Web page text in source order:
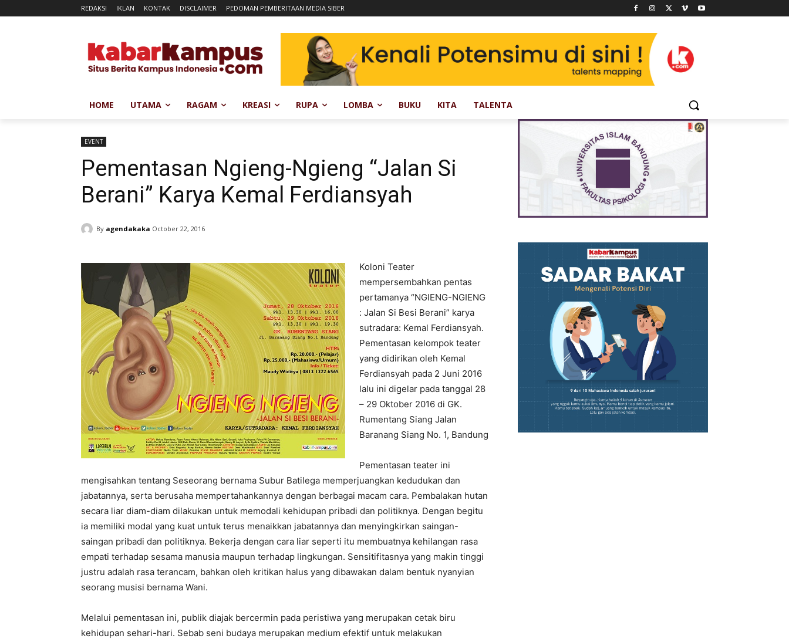
REDAKSI IKLAN KONTAK DISCLAIMER PEDOMAN PEMBERITAAN MEDIA SIBER
HOME UTAMA RAGAM KREASI RUPA LOMBA BUKU KITA TALENTA
EVENT
Pementasan Ngieng-Ngieng “Jalan Si
Berani” Karya Kemal Ferdiansyah
By agendakaka October 22, 2016
Koloni Teater
mempersembahkan pentas
pertamanya “NGIENG-NGIENG
: Jalan Si Besi Berani” karya
sutradara: Kemal Ferdiansyah.
Pementasan kelompok teater
yang didirikan oleh Kemal
Ferdiansyah pada 2 Juni 2016
lalu ini digelar pada tanggal 28
– 29 Oktober 2016 di GK.
Rumentang Siang Jalan
Baranang Siang No. 1, Bandung
Pementasan teater ini
mengisahkan tentang Seseorang bernama Subur Batilega memperjuangkan kedudukan dan
jabatannya, serta berusaha mempertahankannya dengan berbagai macam cara. Pembalakan hutan
secara liar diam-diam dilakukan untuk memodali kehidupan pribadi dan politiknya. Dengan begitu
ia memiliki modal yang kuat untuk terus menaikkan jabatannya dan menyingkirkan saingan-
saingan pribadi dan politiknya. Bekerja dengan cara liar seperti itu membuatnya kehilangan rasa
empati terhadap sesama manusia maupun terhadap lingkungan. Sensitifitasnya yang makin tinggi
justru adalah rasa terancam, bahkan oleh kritikan halus yang dibawakan dalam bentuk nyanyian
seorang musisi bernama Wani.
Melalui pementasan ini, publik diajak bercermin pada peristiwa yang merupakan cetak biru
kehidupan sehari-hari. Sebab seni budaya merupakan medium efektif untuk melakukan